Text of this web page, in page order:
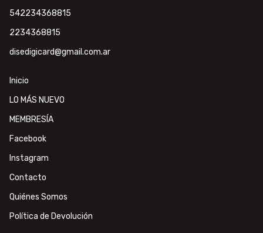
542234368815
2234368815
disedigicard@gmail.com.ar
Inicio
LO MÁS NUEVO
MEMBRESÍA
Facebook
Instagram
Contacto
Quiénes Somos
Política de Devolución